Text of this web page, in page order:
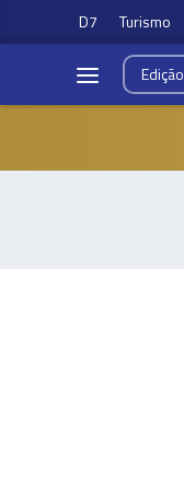
D7 Turismo
Edição